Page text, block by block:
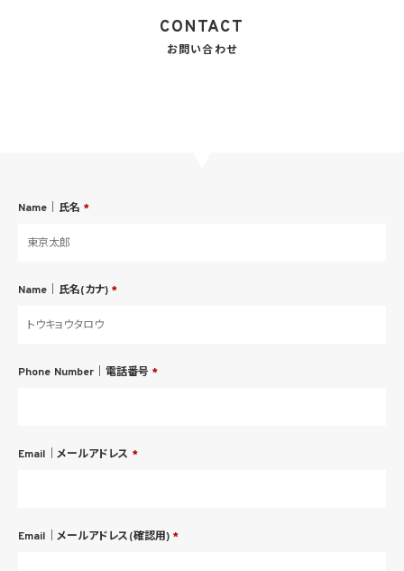
CONTACT
お問い合わせ
Name｜氏名 *
Name｜氏名(カナ) *
Phone Number｜電話番号 *
Email｜メールアドレス *
Email｜メールアドレス(確認用) *